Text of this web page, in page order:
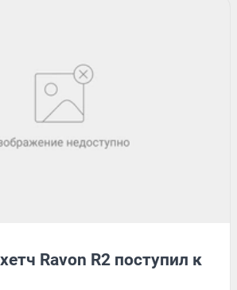
Ravon R2 поступил к